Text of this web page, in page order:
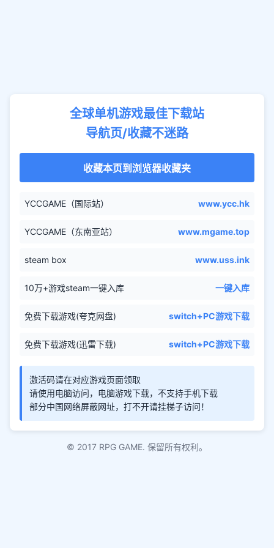
全球单机游戏最佳下载站
导航页/收藏不迷路
收藏本页到浏览器收藏夹
YCCGAME（国际站） www.ycc.hk
YCCGAME（东南亚站） www.mgame.top
steam box www.uss.ink
10万+游戏steam一键入库 一键入库
免费下载游戏(夸克网盘) switch+PC游戏下载
免费下载游戏(迅雷下载) switch+PC游戏下载
激活码请在对应游戏页面领取
请使用电脑访问，电脑游戏下载，不支持手机下载
部分中国网络屏蔽网址，打不开请挂梯子访问！
© 2017 RPG GAME. 保留所有权利。